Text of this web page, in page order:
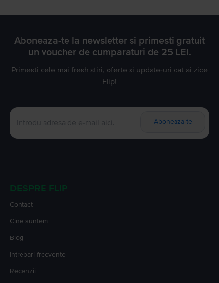
Aboneaza-te la newsletter si primesti gratuit
un voucher de cumparaturi de 25 LEI.
Primesti cele mai fresh stiri, oferte si update-uri cat ai zice
Flip!
Aboneaza-te
DESPRE FLIP
Contact
Cine suntem
Blog
Intrebari frecvente
Recenzii